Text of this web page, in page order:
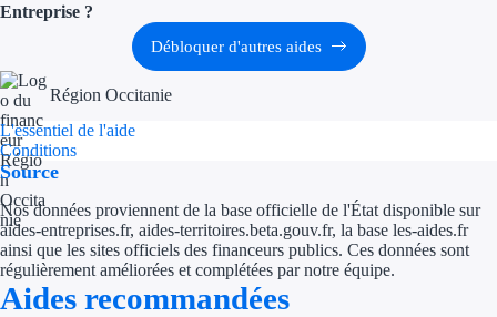
Accompagnement
Nos guides
Nos partenaires
Entreprise ?
Débloquer d'autres aides
Région Occitanie
L'essentiel de l'aide
Conditions
Source
Nos données proviennent de la base officielle de l'État disponible sur
aides-entreprises.fr, aides-territoires.beta.gouv.fr, la base les-aides.fr
ainsi que les sites officiels des financeurs publics. Ces données sont
régulièrement améliorées et complétées par notre équipe.
Aides recommandées